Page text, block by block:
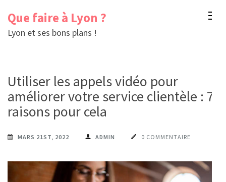
contenu
Que faire à Lyon ?
Lyon et ses bons plans !
Utiliser les appels vidéo pour
améliorer votre service clientèle : 7
raisons pour cela
MARS 21ST, 2022 ADMIN 0 COMMENTAIRE